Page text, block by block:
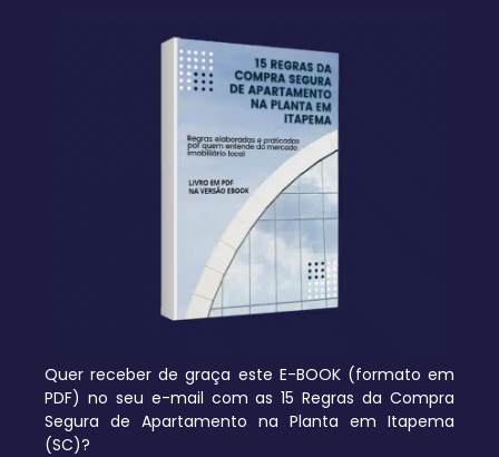
Quer receber de graça este E-BOOK (formato em
PDF) no seu e-mail com as 15 Regras da Compra
Segura de Apartamento na Planta em Itapema
(SC)?